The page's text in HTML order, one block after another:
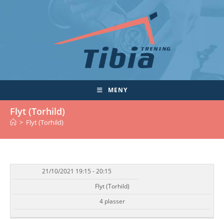
MENY
Flyt (Torhild)
> Flyt (Torhild)
DATO/TID EVENT TILGJENGELIGHET
21/10/2021 19:15 - 20:15
Flyt (Torhild)
4 plasser